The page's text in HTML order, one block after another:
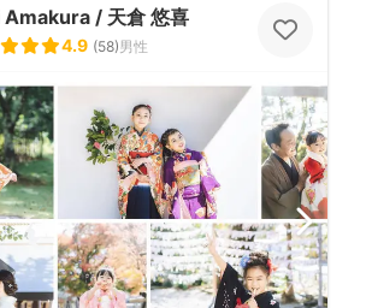
/ 天倉 悠喜
4.9 (58)男性